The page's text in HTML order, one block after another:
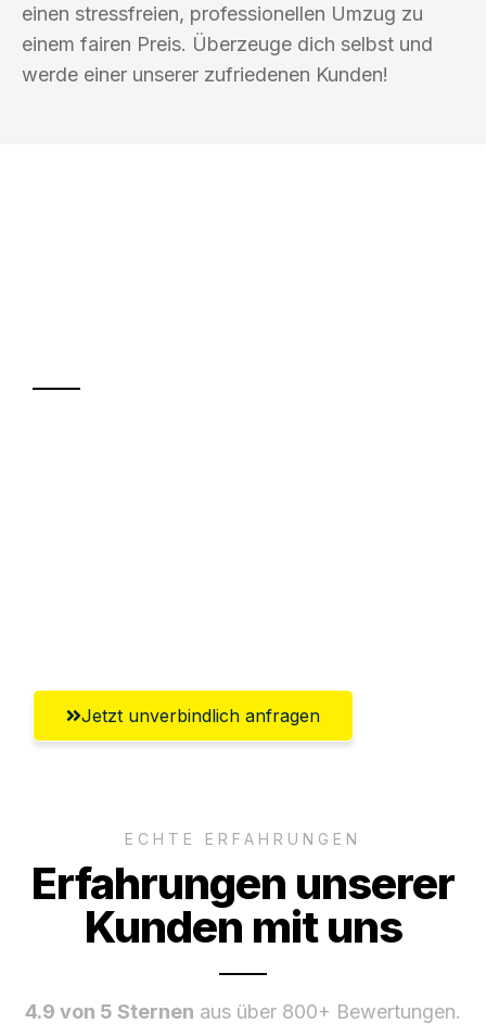
einen stressfreien, professionellen Umzug zu
einem fairen Preis. Überzeuge dich selbst und
werde einer unserer zufriedenen Kunden!
Jetzt unverbindlich anfragen
ECHTE ERFAHRUNGEN
Erfahrungen unserer
Kunden mit uns
4.9 von 5 Sternen aus über 800+ Bewertungen.